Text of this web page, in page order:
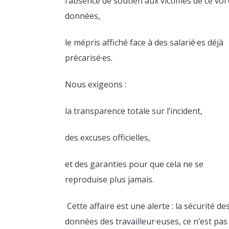
données,
le mépris affiché face à des salarié·es déjà
précarisé·es.
Nous exigeons :
la transparence totale sur l’incident,
des excuses officielles,
et des garanties pour que cela ne se
reproduise plus jamais.
Cette affaire est une alerte : la sécurité des
données des travailleur·euses, ce n’est pas
LIRE